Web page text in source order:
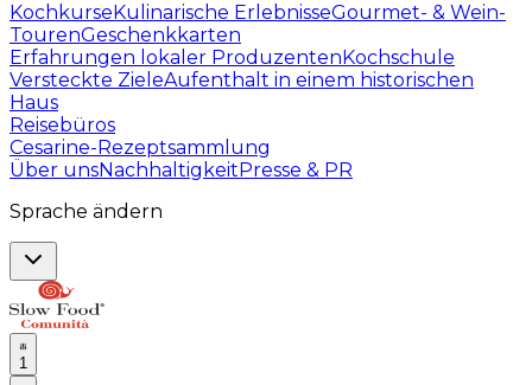
KochkurseKulinarische ErlebnisseGourmet- & Wein-
TourenGeschenkkarten
Erfahrungen lokaler ProduzentenKochschule
Versteckte ZieleAufenthalt in einem historischen
Haus
Reisebüros
Cesarine-Rezeptsammlung
Über unsNachhaltigkeitPresse & PR
Sprache ändern
1